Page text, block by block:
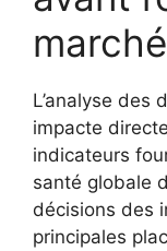
L’analyse des
impacte
indicateurs
santé globale
décisions des
principales